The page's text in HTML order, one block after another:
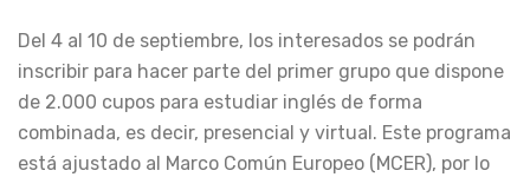
Del 4 al 10 de septiembre, los interesados se podrán
inscribir para hacer parte del primer grupo que dispone
de 2.000 cupos para estudiar inglés de forma
combinada, es decir, presencial y virtual. Este programa
está ajustado al Marco Común Europeo (MCER), por lo